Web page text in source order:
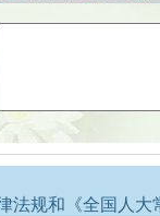
法规和《全国人